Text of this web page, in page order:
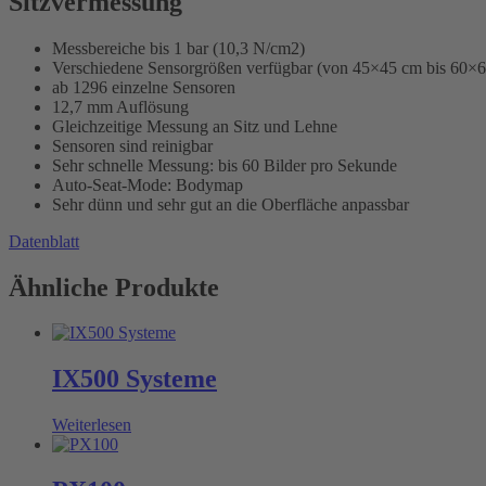
Messbereiche bis 1 bar (10,3 N/cm2)
Verschiedene Sensorgrößen verfügbar (von 45×45 cm bis
ab 1296 einzelne Sensoren
12,7 mm Auflösung
Gleichzeitige Messung an Sitz und Lehne
Sensoren sind reinigbar
Sehr schnelle Messung: bis 60 Bilder pro Sekunde
Auto-Seat-Mode: Bodymap
Sehr dünn und sehr gut an die Oberfläche anpassbar
Datenblatt
Ähnliche Produkte
IX500 Systeme
Weiterlesen